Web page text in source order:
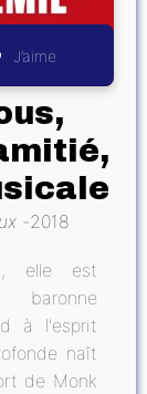
J’aime
2018
elle est
baronne
à l'esprit
naît
de Monk